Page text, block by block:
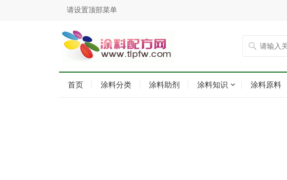
请设置顶部菜单
首页 涂料分类 涂料助剂 涂料知识 涂料原料